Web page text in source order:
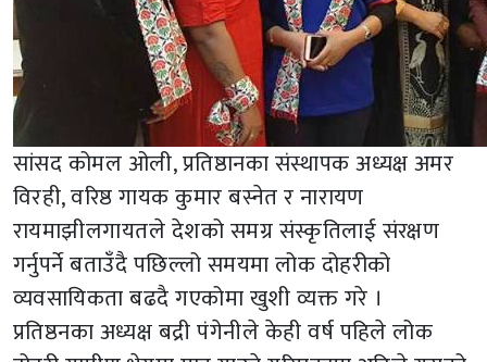
सांसद कोमल ओली, प्रतिष्ठानका संस्थापक अध्यक्ष अमर
विरही, वरिष्ठ गायक कुमार बस्नेत र नारायण
रायमाझीलगायतले देशको समग्र संस्कृतिलाई संरक्षण
गर्नुपर्ने बताउँदै पछिल्लो समयमा लोक दोहरीको
व्यवसायिकता बढदै गएकोमा खुशी व्यक्त गरे ।
प्रतिष्ठनका अध्यक्ष बद्री पंगेनीले केही वर्ष पहिले लोक